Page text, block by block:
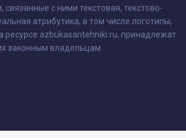
связанные с ними текстовая, текстово-
атрибутика, в том числе логотипы,
ресурсе azbukasantehniki.ru, принадлежат
законным владельцам.